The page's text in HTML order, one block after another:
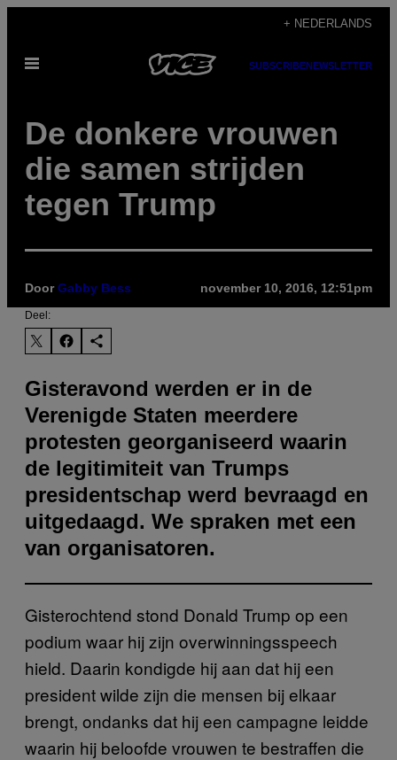
de
+ NEDERLANDS
Open
SUBSCRIBENEWSLETTER
De donkere vrouwen
die samen strijden
tegen Trump
DoorGabby Bess november 10, 2016, 12:51pm
Deel:
Gisteravond werden er in de
Verenigde Staten meerdere
protesten georganiseerd waarin
de legitimiteit van Trumps
presidentschap werd bevraagd en
uitgedaagd. We spraken met een
van organisatoren.
Gisterochtend stond Donald Trump op een
podium waar hij zijn overwinningsspeech
hield. Daarin kondigde hij aan dat hij een
president wilde zijn die mensen bij elkaar
brengt, ondanks dat hij een campagne leidde
waarin hij beloofde vrouwen te bestraffen die